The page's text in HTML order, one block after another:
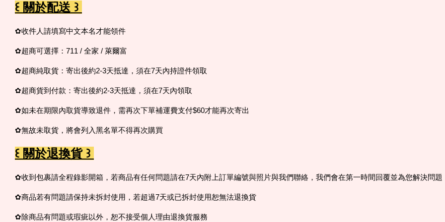
꒰ 關於配送 ꒱
✿收件人請填寫中文本名才能領件
✿超商可選擇：711 / 全家 / 萊爾富
✿超商純取貨：寄出後約2-3天抵達，須在7天內持證件領取
✿超商貨到付款：寄出後約2-3天抵達，須在7天內領取
✿如未在期限內取貨導致退件，需再次下單補運費支付$60才能再次寄出
✿無故未取貨， 將會列入黑名單不得再次購買
꒰ 關於退換貨 ꒱
✿收到包裹請全程錄影開箱，若商品有任何問題請在7天內附上訂單編號與照片與我們聯絡，我們會在第一時間回覆並為您解決問題
✿商品若有問題請保持未拆封使用，若超過7天或已拆封使用恕無法退換貨
✿除商品有問題或瑕疵以外，恕不接受個人理由退換貨服務